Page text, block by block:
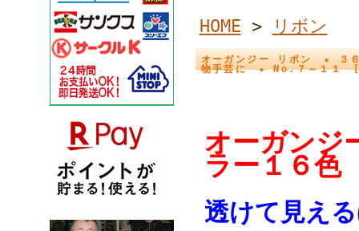
HOME > リボン
オーガンジー リボン ★
物手芸に ★ No.７～１
オーガン
ラー１６
透けて見え